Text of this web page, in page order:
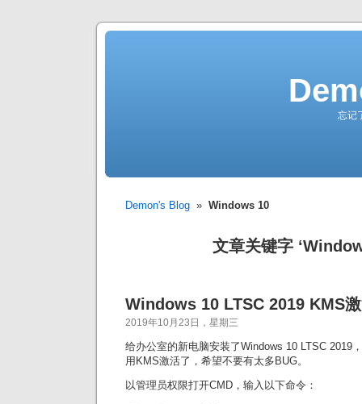
忘记
Demon's Blog » Windows 10
文章关键字
Windows 10 LTSC 2019 KMS
2019年10月23日，星期三
给办公室的新电脑安装了Windows 10 LTSC 2019
用KMS激活了，希望不要有太多BUG。
以管理员权限打开CMD，输入以下命令：